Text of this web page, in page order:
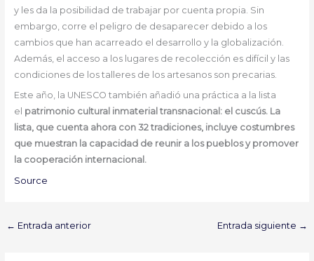
y les da la posibilidad de trabajar por cuenta propia. Sin
embargo, corre el peligro de desaparecer debido a los
cambios que han acarreado el desarrollo y la globalización.
Además, el acceso a los lugares de recolección es difícil y las
condiciones de los talleres de los artesanos son precarias.
Este año, la UNESCO también añadió una práctica a la lista
el patrimonio cultural inmaterial transnacional: el cuscús. La
lista, que cuenta ahora con 32 tradiciones, incluye costumbres
que muestran la capacidad de reunir a los pueblos y promover
la cooperación internacional.
Source
← Entrada anterior Entrada siguiente →